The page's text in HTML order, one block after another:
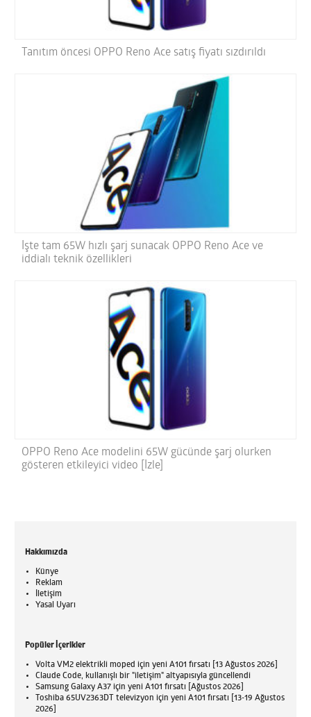
Tanıtım öncesi OPPO Reno Ace satış fiyatı sızdırıldı
İşte tam 65W hızlı şarj sunacak OPPO Reno Ace ve
iddialı teknik özellikleri
OPPO Reno Ace modelini 65W gücünde şarj olurken
gösteren etkileyici video [İzle]
Hakkımızda
Künye
Reklam
İletişim
Yasal Uyarı
Popüler İçerikler
Volta VM2 elektrikli moped için yeni A101 fırsatı [13 Ağustos 2026]
Claude Code, kullanışlı bir "iletişim" altyapısıyla güncellendi
Samsung Galaxy A37 için yeni A101 fırsatı [Ağustos 2026]
Toshiba 65UV2363DT televizyon için yeni A101 fırsatı [13-19 Ağustos
2026]